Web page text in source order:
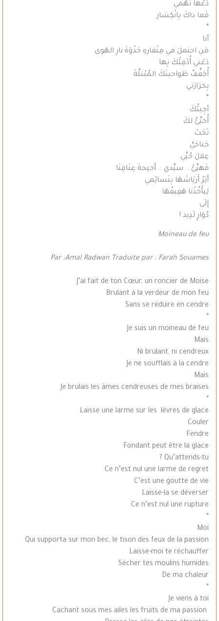
دَعْها تََهْمي
فَما ذاكَ بِانْكِسَار
*
أنا
مَن احتملَ في مِنْقارهِ جَذْوَةَ نارِ الهَوى
دَعْني أُدْفِئْكَ بِها
أُجَفِّفُ طَواحينَكَ المُبْتلَّةَ
بِحَرَارَتي
*
أجِيئُكَ
أُخبِّئُ لكَ
تَحْتَ
جَناحَيَّ
غِلالَ حُبِّي
فَهيِّئْ .. سيِّدي .. أَجنِحةَ عِنَاقِنَا
أَثِرْ أَريَاشَهَا بِنَسائِمي
لِيأْخُذْنا هَفِيفُهَا
إلَى
دُوَارٍ لَذِيذ !
Moineau de feu
Par :Amal Radwan Traduite par : Farah Souames
J’ai fait de ton Cœur, un roncier de Moise
Brulant à la verdeur de mon feu
Sans se réduire en cendre
*
Je suis un moineau de feu
Mais
Ni brulant, ni cendreux
Je ne soufflais à la cendre
Mais
Je brulais les âmes cendreuses de mes braises
*
Laisse une larme sur les lèvres de glace
Couler
Fendre
Fondant peut être la glace
Qu’attends-tu ?
Ce n’est nul une larme de regret
C’est une goutte de vie
Laisse-la se déverser
Ce n’est nul une rupture
*
Moi
Qui supporta sur mon bec, le tison des feux de la passion
Laisse-moi te réchauffer
Sécher tes moulins humides
De ma chaleur
*
Je viens à toi